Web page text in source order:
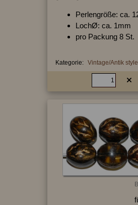
Perlengröße: ca.
LochØ: ca. 1mm
pro Packung 8 St.
Kategorie: Vintage/Antik